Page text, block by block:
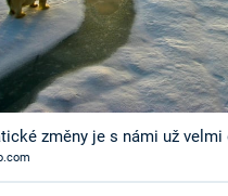
změny je s námi už velmi